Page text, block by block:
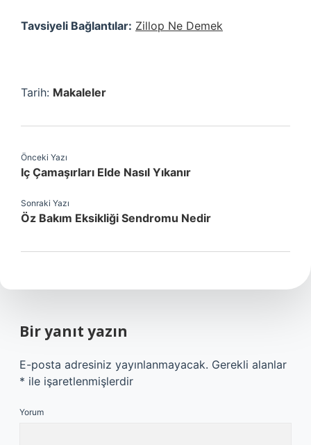
Tavsiyeli Bağlantılar: Zillop Ne Demek
Tarih: Makaleler
Önceki Yazı
Iç Çamaşırları Elde Nasıl Yıkanır
Sonraki Yazı
Öz Bakım Eksikliği Sendromu Nedir
Bir yanıt yazın
E-posta adresiniz yayınlanmayacak. Gerekli alanlar
* ile işaretlenmişlerdir
Yorum